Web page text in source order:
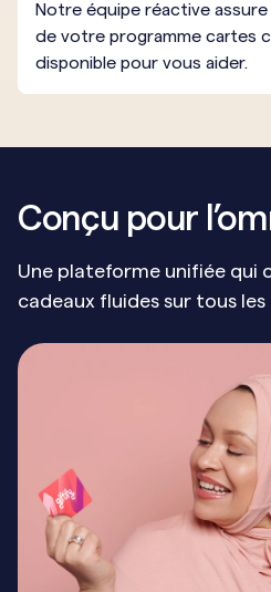
Notre équipe réactive
de votre programme cartes
disponible pour vous aider.
Conçu pour
Une plateforme unifiée qui
cadeaux fluides sur tous